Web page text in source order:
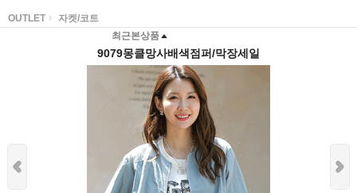
OUTLET
자켓/코트
최근본상품
9079몽클망사배색점퍼/막장세일